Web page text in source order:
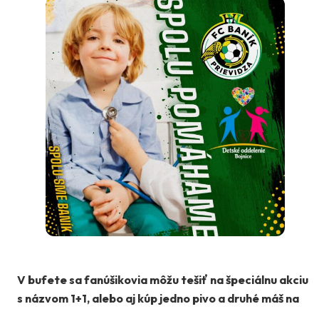
V bufete sa fanúšikovia môžu tešiť na špeciálnu akciu
s názvom 1+1, alebo aj kúp jedno pivo a druhé máš na